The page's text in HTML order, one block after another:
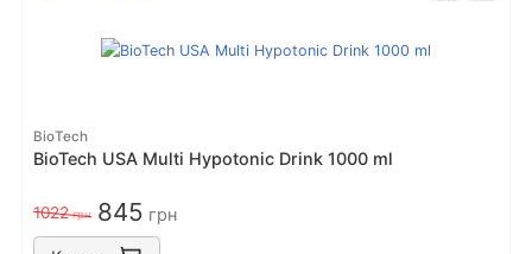
BioTech
BioTech USA Multi Hypotonic Drink 1000 ml
1022грн 845 грн